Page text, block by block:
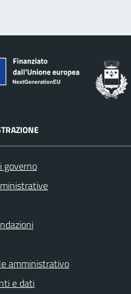
governo
amministrativo
e dati